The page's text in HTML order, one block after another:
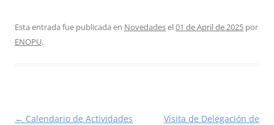
Esta entrada fue publicada en Novedadesel01 de April de 2025 por
ENOPU.
Navegación
← Calendario de Actividades
Visita de Delegación de